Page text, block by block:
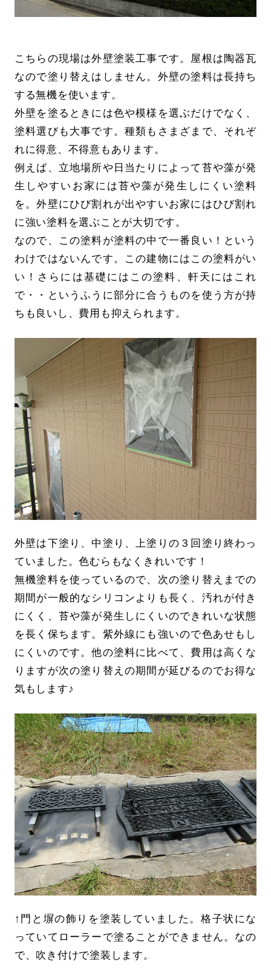
こちらの現場は外壁塗装工事です。屋根は陶器瓦
なので塗り替えはしません。外壁の塗料は長持ち
する無機を使います。
外壁を塗るときには色や模様を選ぶだけでなく、
塗料選びも大事です。種類もさまざまで、それぞ
れに得意、不得意もあります。
例えば、立地場所や日当たりによって苔や藻が発
生しやすいお家には苔や藻が発生しにくい塗料
を。外壁にひび割れが出やすいお家にはひび割れ
に強い塗料を選ぶことが大切です。
なので、この塗料が塗料の中で一番良い！という
わけではないんです。この建物にはこの塗料がい
い！さらには基礎にはこの塗料、軒天にはこれ
で・・というふうに部分に合うものを使う方が持
ちも良いし、費用も抑えられます。
外壁は下塗り、中塗り、上塗りの３回塗り終わっ
ていました。色むらもなくきれいです！
無機塗料を使っているので、次の塗り替えまでの
期間が一般的なシリコンよりも長く、汚れが付き
にくく、苔や藻が発生しにくいのできれいな状態
を長く保ちます。紫外線にも強いので色あせもし
にくいのです。他の塗料に比べて、費用は高くな
りますが次の塗り替えの期間が延びるのでお得な
気もします♪
↑門と塀の飾りを塗装していました。格子状にな
っていてローラーで塗ることができません。なの
で、吹き付けで塗装します。